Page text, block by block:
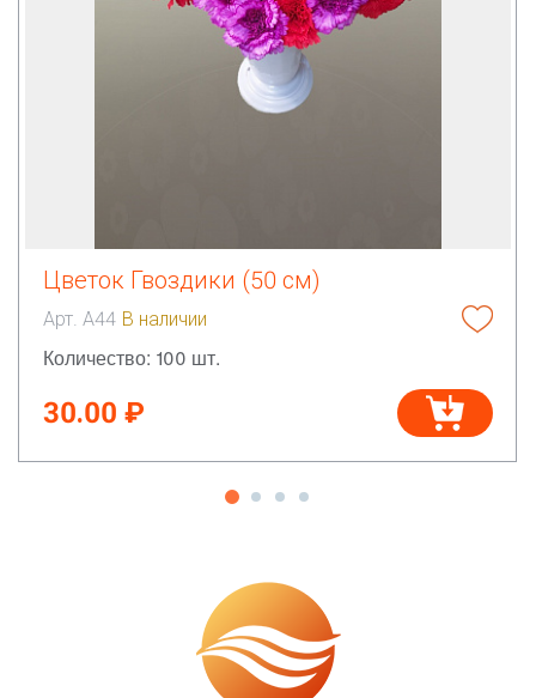
Цветок Гвоздики (50 см)
Арт. А44 В наличии
Количество: 100 шт.
30.00 ₽